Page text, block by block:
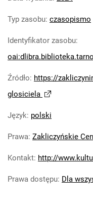
Głosiciel :
Głosiciel :
gazeta
gazeta miasta
Głosiciel :
gazeta miasta
Głosiciel. 2025
Typ zasobu: czasopismo
Identyfikator zasobu:
Źródło: https://
glosiciela
Język: polski
Prawa: Zakliczyńskie
Kontakt: http://
Prawa dostępu: Dla